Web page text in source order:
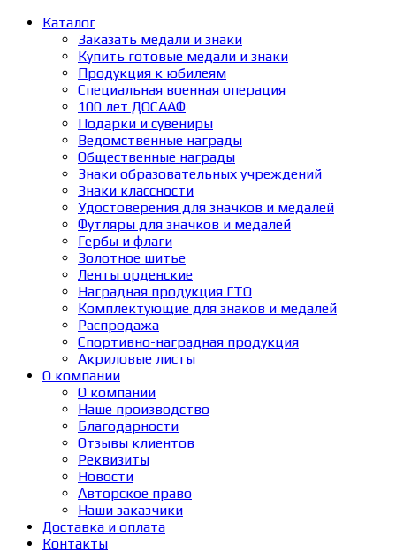
Каталог
Заказать медали и знаки
Купить готовые медали и знаки
Продукция к юбилеям
Специальная военная операция
100 лет ДОСААФ
Подарки и сувениры
Ведомственные награды
Общественные награды
Знаки образовательных учреждений
Знаки классности
Удостоверения для значков и медалей
Футляры для значков и медалей
Гербы и флаги
Золотное шитье
Ленты орденские
Наградная продукция ГТО
Комплектующие для знаков и медалей
Распродажа
Спортивно-наградная продукция
Акриловые листы
О компании
О компании
Наше производство
Благодарности
Отзывы клиентов
Реквизиты
Новости
Авторское право
Наши заказчики
Доставка и оплата
Контакты